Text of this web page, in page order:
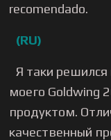
recomendado.
(RU)
Я таки решился
моего Goldwing
продуктом.
качественный